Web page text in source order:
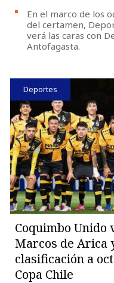
En el marco de los
del certamen,
verá las caras con
Antofagasta.
Deportes
Coquimbo Unido
Marcos de Arica
clasificación a
Copa Chile